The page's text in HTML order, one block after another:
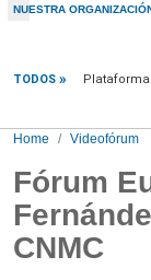
NUESTRA
TODOS
Home Videofórum
Fórum
CNMC